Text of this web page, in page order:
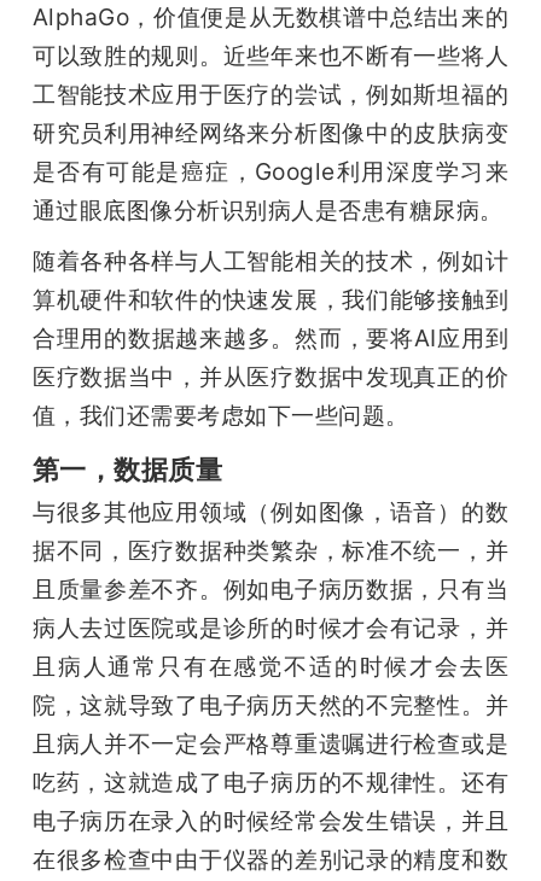
机
AlphaGo，价值便是从无数棋谱中总结出来的
可以致胜的规则。近些年来也不断有一些将人
工智能技术应用于医疗的尝试，例如斯坦福的
研究员利用神经网络来分析图像中的皮肤病变
是否有可能是癌症，Google利用深度学习来
通过眼底图像分析识别病人是否患有糖尿病。
随着各种各样与人工智能相关的技术，例如计
算机硬件和软件的快速发展，我们能够接触到
合理用的数据越来越多。然而，要将AI应用到
医疗数据当中，并从医疗数据中发现真正的价
值，我们还需要考虑如下一些问题。
第一，数据质量
与很多其他应用领域（例如图像，语音）的数
据不同，医疗数据种类繁杂，标准不统一，并
且质量参差不齐。例如电子病历数据，只有当
病人去过医院或是诊所的时候才会有记录，并
且病人通常只有在感觉不适的时候才会去医
院，这就导致了电子病历天然的不完整性。并
且病人并不一定会严格尊重遗嘱进行检查或是
吃药，这就造成了电子病历的不规律性。还有
电子病历在录入的时候经常会发生错误，并且
在很多检查中由于仪器的差别记录的精度和数